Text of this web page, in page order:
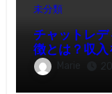
未分類
チャットレ
徴とは？収入
いポイント
Marie